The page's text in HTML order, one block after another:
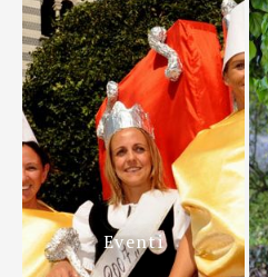
Eventi